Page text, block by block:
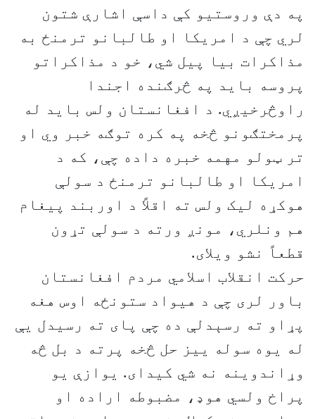
په دې وروستیو کې داسې اشارې شتون
لري چې د امریکا او طالبانو ترمنځ به
مذاکرات بيا پيل شي، خو د مذاکراتو
پروسه باید په څرګنده اجندا
راوڅرخيږي. د افغانستان ولس باید له
پرمختګونو څخه په کره توګه خبر وي او
تر ټولو مهمه خبره داده چې، که د
امريکا او طالبانو ترمنځ د سولې
هوکړه لیک ولس ته اقلاً د اوربند پيغام
هم ونلري، مونږ ورته د سولې تړون
قطعاً نشو ويلاى.
حرکت انقلاب اسلامي مردم افغانستان
باور لرى چې د هیواد ستونځه اوس هغه
پړاو ته رسېدلې ده چې پای ته رسيدل يې
له يوه سوله ييز حل څخه پرته د بل څه
وړاندوينه نه شي کيدای. يوازې يو
پراخ ولسي هوډ، مضبوطه اراده او